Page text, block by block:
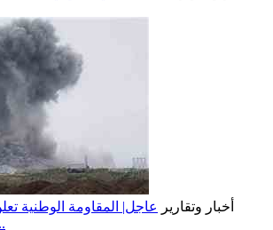
أخبار وتقارير
عاجل| المقاومة الوطنية
حوثي